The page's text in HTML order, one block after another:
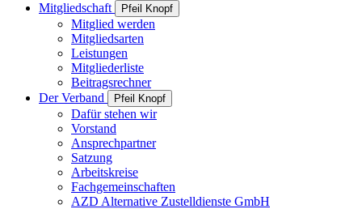
Mitgliedschaft
Pfeil Knopf
Mitglied werden
Mitgliedsarten
Leistungen
Mitgliederliste
Beitragsrechner
Der Verband
Pfeil Knopf
Dafür stehen wir
Vorstand
Ansprechpartner
Satzung
Arbeitskreise
Fachgemeinschaften
AZD Alternative Zustelldienste GmbH